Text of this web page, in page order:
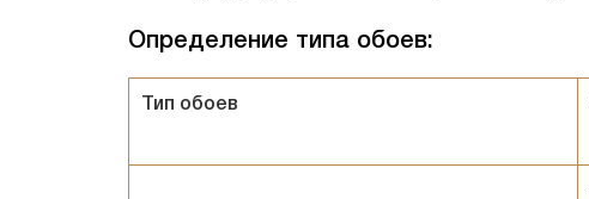
Определение типа обоев:
Тип обоев